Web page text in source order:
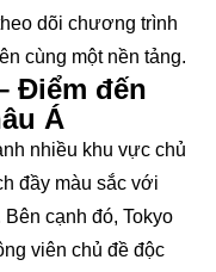
dõi chương trình
cùng một nền tảng.
Điểm đến
Á
nhiều khu vực chủ
đầy màu sắc với
cạnh đó, Tokyo
viên chủ đề độc